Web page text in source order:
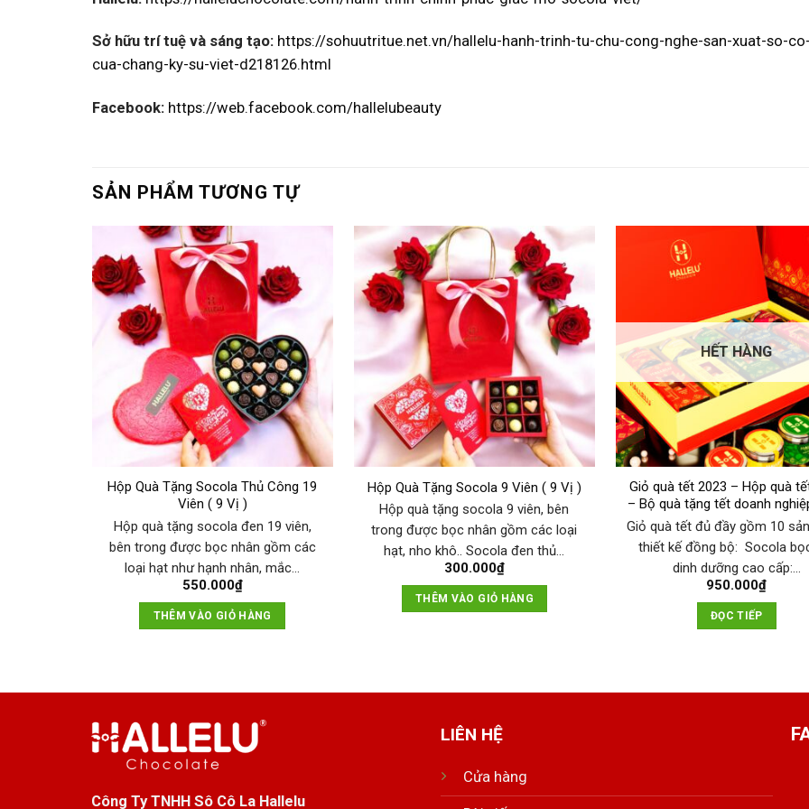
Sở hữu trí tuệ và sáng tạo: https://sohuutritue.net.vn/hallelu-hanh-trinh-tu-chu-cong-nghe-san-xuat-so-
cua-chang-ky-su-viet-d218126.html
Facebook: https://web.facebook.com/hallelubeauty
SẢN PHẨM TƯƠNG TỰ
Hộp Quà Tặng Socola Thủ Công 19
Viên ( 9 Vị )
Hộp quà tặng socola đen 19 viên,
bên trong được bọc nhân gồm các
loại hạt như hạnh nhân, mắc…
550.000₫
THÊM VÀO GIỎ HÀNG
Hộp Quà Tặng Socola 9 Viên ( 9 Vị )
Hộp quà tặng socola 9 viên, bên
trong được bọc nhân gồm các loại
hạt, nho khô.. Socola đen thủ…
300.000₫
THÊM VÀO GIỎ HÀNG
HẾT HÀNG
Giỏ quà tết 2023 – Hộp quà
– Bộ quà tặng tết doanh
Giỏ quà tết đủ đầy gồm 10
thiết kế đồng bộ: Socola
dinh dưỡng cao cấp:…
950.000₫
ĐỌC TIẾP
Công Ty TNHH Sô Cô La Hallelu
LIÊN HỆ
Cửa hàng